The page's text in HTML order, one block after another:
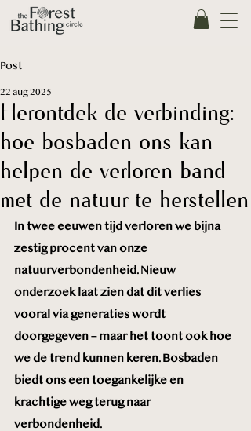
Post
Herontdek de verbinding:
hoe bosbaden ons kan
helpen de verloren band
met de natuur te herstellen
22 aug 2025
In twee eeuwen tijd verloren we bijna
zestig procent van onze
natuurverbondenheid. Nieuw
onderzoek laat zien dat dit verlies
vooral via generaties wordt
doorgegeven – maar het toont ook hoe
we de trend kunnen keren. Bosbaden
biedt ons een toegankelijke en
krachtige weg terug naar
verbondenheid.